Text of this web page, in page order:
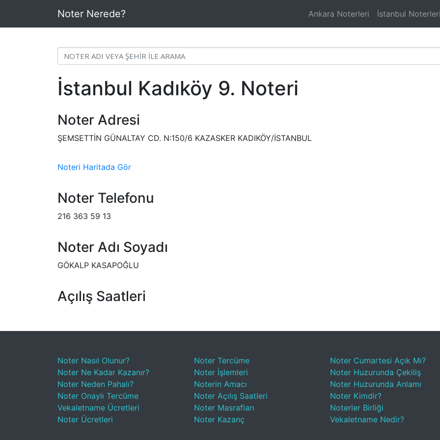
Noter Nerede? Ankara Noterleri İstanbul Noterleri
İstanbul Kadıköy 9. Noteri
Noter Adresi
ŞEMSETTİN GÜNALTAY CD. N:150/6 KAZASKER KADIKÖY/İSTANBUL
Noteri Haritada Gör
Noter Telefonu
216 363 59 13
Noter Adı Soyadı
GÖKALP KASAPOĞLU
Açılış Saatleri
Noter Nasıl Olunur?
Noter Ne Kadar Kazanır?
Noter Neden Pahalı?
Noter Onaylı Tercüme
Vekaletname Ücretleri
Noter Ücretleri
Noter Tercüme
Noter İşlemleri
Noterin Amacı
Noter Açılış Saatleri
Noter Masrafları
Noter Kazanç
Noter Cumartesi Açık Mı?
Noter Huzurunda Çekiliş
Noter Huzurunda Anlamı
Noter Kimdir?
Noterler Birliği
Vekaletname Nedir?